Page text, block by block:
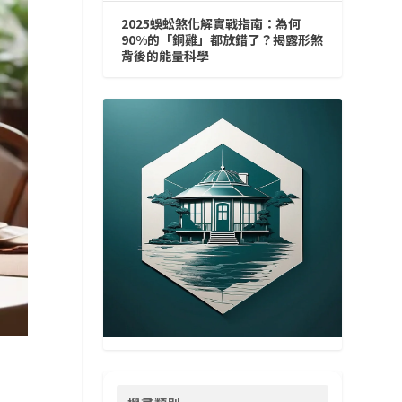
2025蜈蚣煞化解實戰指南：為何
90%的「銅雞」都放錯了？揭露形煞
背後的能量科學